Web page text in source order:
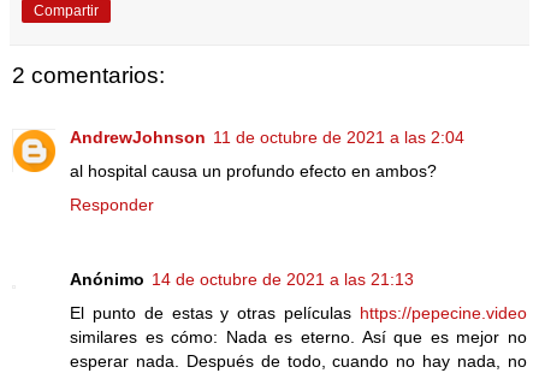
Compartir
2 comentarios:
AndrewJohnson 11 de octubre de 2021 a las 2:04
al hospital causa un profundo efecto en ambos?
Responder
Anónimo 14 de octubre de 2021 a las 21:13
El punto de estas y otras películas https://pepecine.video
similares es cómo: Nada es eterno. Así que es mejor no
esperar nada. Después de todo, cuando no hay nada, no